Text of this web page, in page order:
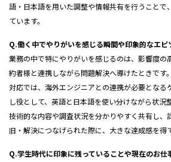
語・日本語を用いた調整や情報共有を行うことで
ています。
Q.働く中でやりがいを感じる瞬間や印象的なエピ
業務の中で特にやりがいを感じるのは、影響度の
約者様と連携しながら問題解決へ導けたときです。
対応では、海外エンジニアとの連携が必要となる
し役として、英語と日本語を使い分けながら状況
技術的な内容や調査状況を分かりやすく共有し、
旧・解決につなげられた際に、大きな達成感を得
Q.学生時代に印象に残っていることや現在のお仕